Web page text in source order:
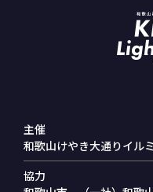
主催
和歌⼭けやき⼤通りイル
協力